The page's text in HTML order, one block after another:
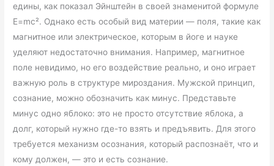
едины, как показал Эйнштейн в своей знаменитой формуле
E=mc². Однако есть особый вид материи — поля, такие как
магнитное или электрическое, которым в йоге и науке
уделяют недостаточно внимания. Например, магнитное
поле невидимо, но его воздействие реально, и оно играет
важную роль в структуре мироздания. Мужской принцип,
сознание, можно обозначить как минус. Представьте
минус одно яблоко: это не просто отсутствие яблока, а
долг, который нужно где-то взять и предъявить. Для этого
требуется механизм осознания, который распознаёт, что и
кому должен, — это и есть сознание.